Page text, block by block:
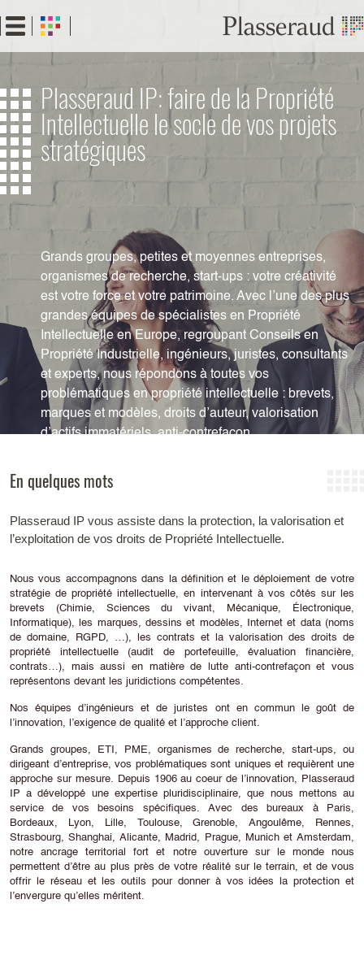
au
contenu
principal
Plasseraud IP: faire de la Propriété
Intellectuelle le socle de vos projets
stratégiques
Grands groupes, petites et moyennes entreprises,
organismes de recherche, start-ups : votre créativité
est votre force et votre patrimoine. Avec l’une des plus
grandes équipes de spécialistes en Propriété
Intellectuelle en Europe, regroupant Conseils en
Propriété Industrielle, ingénieurs, juristes, consultants
et experts, nous répondons à toutes vos
problématiques en propriété intellectuelle : brevets,
marques et modèles, droits d’auteur, valorisation
d’actifs immatériels, anti-contrefaçon.
En quelques mots
Plasseraud IP vous assiste dans la protection, la valorisation et
l’exploitation de vos droits de Propriété Intellectuelle.
Nous vous accompagnons dans la définition et le déploiement de votre
stratégie de propriété intellectuelle, en intervenant à vos côtés sur les
brevets (Chimie, Sciences du vivant, Mécanique, Électronique,
Informatique), les marques, dessins et modèles, Internet et data (noms
de domaine, RGPD, …), les contrats et la valorisation des droits de
propriété intellectuelle (audit de portefeuille, évaluation financière,
contrats…), mais aussi en matière de lutte anti-contrefaçon et vous
représentons devant les juridictions compétentes.
Nos équipes d’ingénieurs et de juristes ont en commun le goût de
l’innovation, l’exigence de qualité et l’approche client.
Grands groupes, ETI, PME, organismes de recherche, start-ups, ou
dirigeant d’entreprise, vos problématiques sont uniques et requièrent une
approche sur mesure. Depuis 1906 au coeur de l’innovation, Plasseraud
IP a développé une expertise pluridisciplinaire, que nous mettons au
service de vos besoins spécifiques. Avec des bureaux à Paris,
Bordeaux, Lyon, Lille, Toulouse, Grenoble, Angoulême, Rennes,
Strasbourg, Shanghai, Alicante, Madrid, Prague, Munich et Amsterdam,
notre ancrage territorial fort et notre ouverture sur le monde nous
permettent d’être au plus près de votre réalité sur le terrain, et de vous
offrir le réseau et les outils pour donner à vos idées la protection et
l’envergure qu’elles méritent.